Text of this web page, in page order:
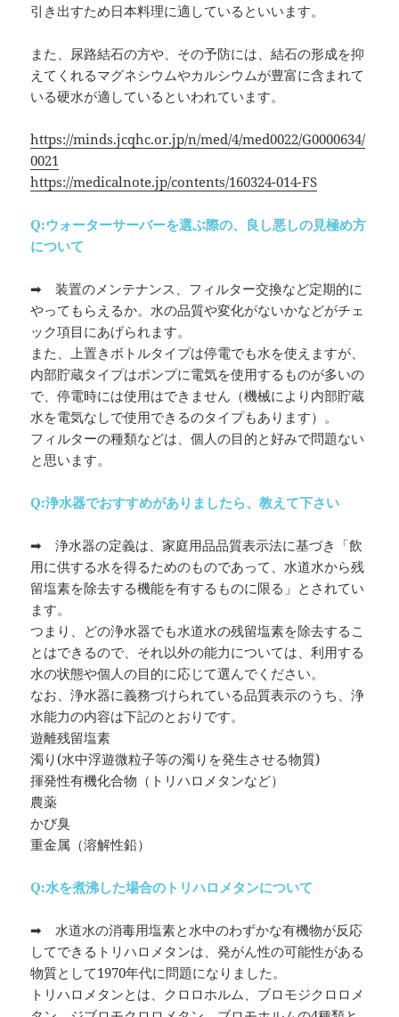
引き出すため日本料理に適しているといいます。
また、尿路結石の方や、その予防には、結石の形成を抑
えてくれるマグネシウムやカルシウムが豊富に含まれて
いる硬水が適しているといわれています。
https://minds.jcqhc.or.jp/n/med/4/med0022/G0000634/
0021
https://medicalnote.jp/contents/160324-014-FS
Q:ウォーターサーバーを選ぶ際の、良し悪しの見極め方
について
➡ 装置のメンテナンス、フィルター交換など定期的に
やってもらえるか。水の品質や変化がないかなどがチェ
ック項目にあげられます。
また、上置きボトルタイプは停電でも水を使えますが、
内部貯蔵タイプはポンプに電気を使用するものが多いの
で、停電時には使用はできません（機械により内部貯蔵
水を電気なしで使用できるのタイプもあります）。
フィルターの種類などは、個人の目的と好みで問題ない
と思います。
Q:浄水器でおすすめがありましたら、教えて下さい
➡ 浄水器の定義は、家庭用品品質表示法に基づき「飲
用に供する水を得るためのものであって、水道水から残
留塩素を除去する機能を有するものに限る」とされてい
ます。
つまり、どの浄水器でも水道水の残留塩素を除去するこ
とはできるので、それ以外の能力については、利用する
水の状態や個人の目的に応じて選んでください。
なお、浄水器に義務づけられている品質表示のうち、浄
水能力の内容は下記のとおりです。
遊離残留塩素
濁り(水中浮遊微粒子等の濁りを発生させる物質)
揮発性有機化合物（トリハロメタンなど）
農薬
かび臭
重金属（溶解性鉛）
Q:水を煮沸した場合のトリハロメタンについて
➡ 水道水の消毒用塩素と水中のわずかな有機物が反応
してできるトリハロメタンは、発がん性の可能性がある
物質として1970年代に問題になりました。
トリハロメタンとは、クロロホルム、ブロモジクロロメ